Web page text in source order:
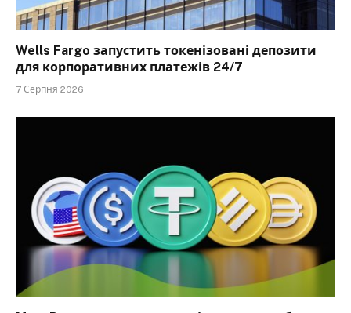
Wells Fargo запустить токенізовані депозити
для корпоративних платежів 24/7
7 Серпня 2026